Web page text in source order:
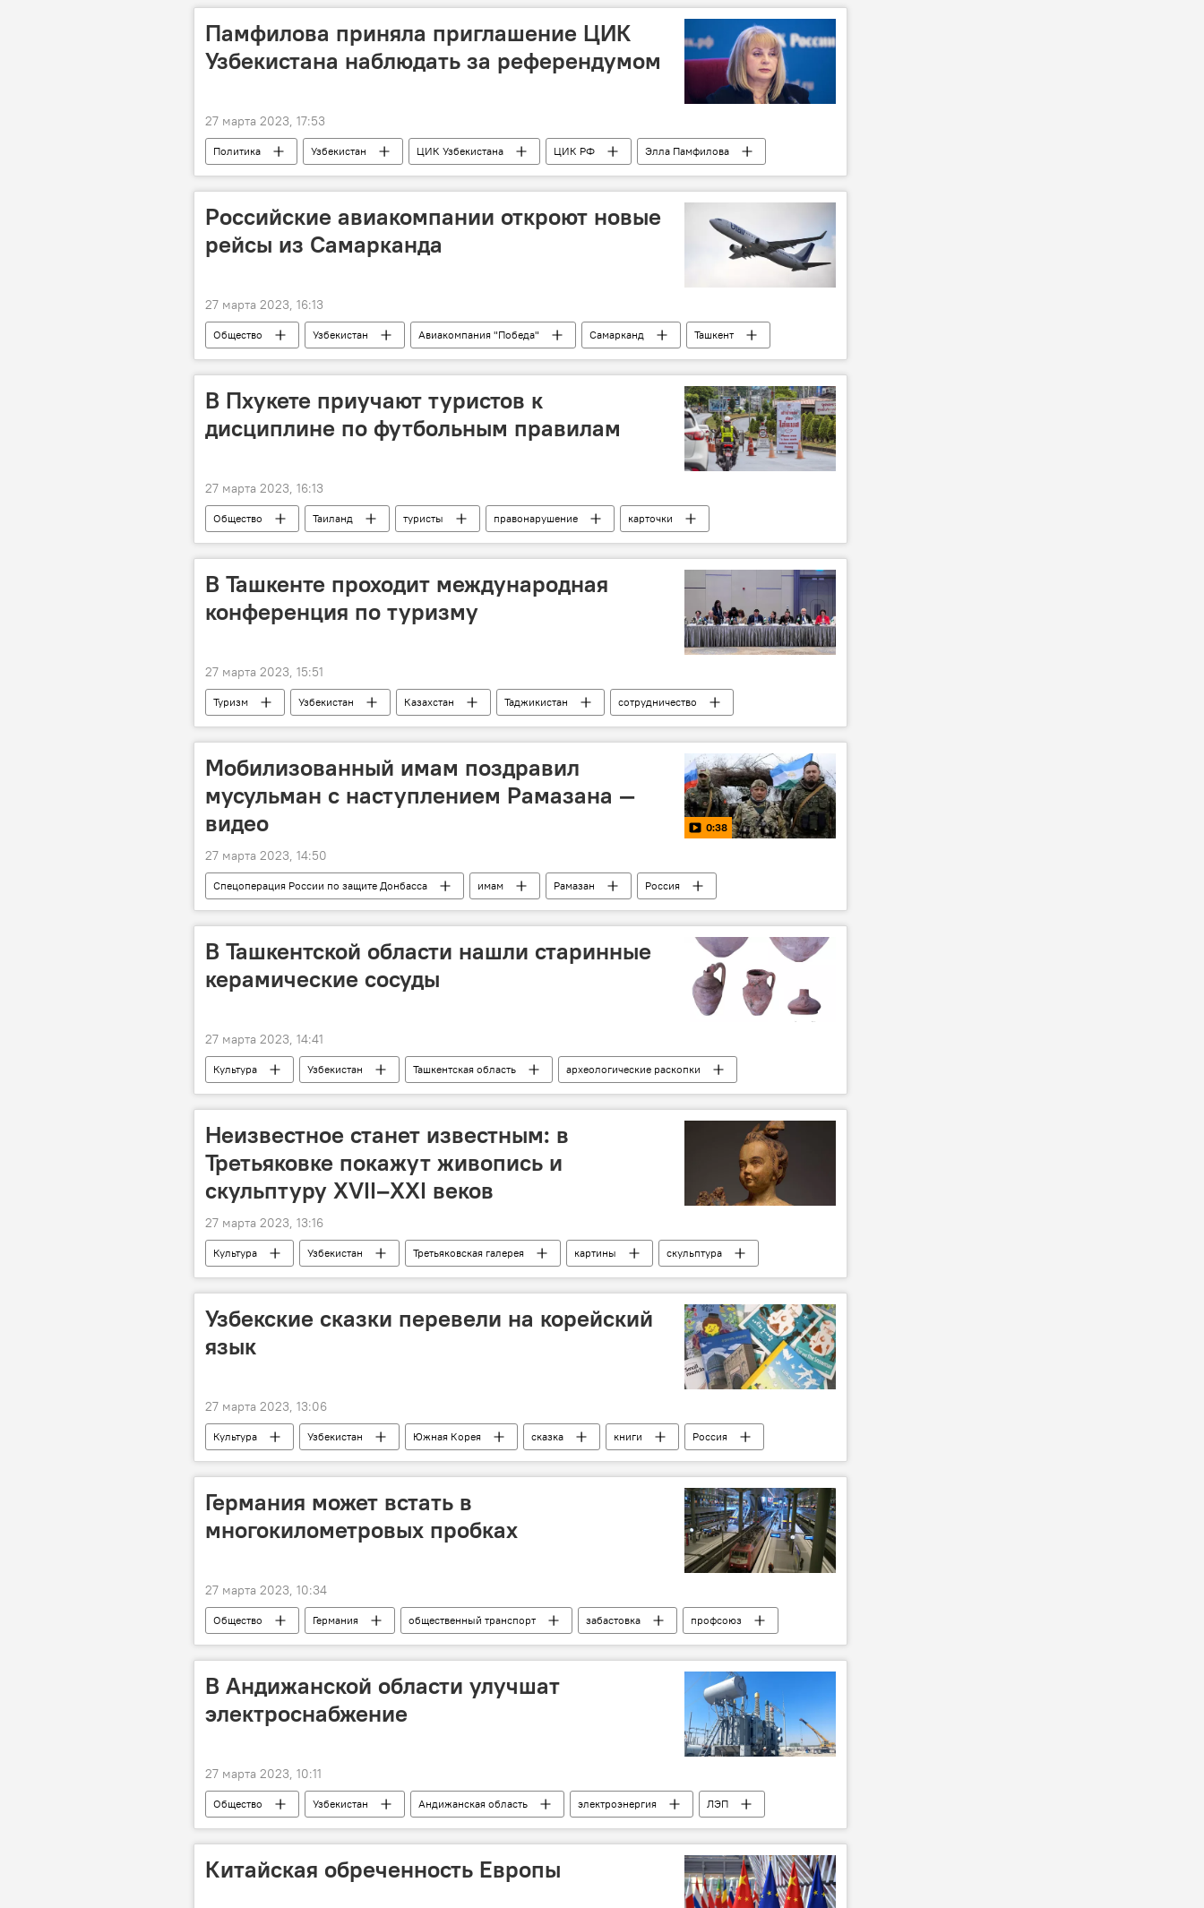
Памфилова приняла приглашение ЦИК
Узбекистана наблюдать за референдумом
27 марта 2023, 17:53
Политика Узбекистан ЦИК Узбекистана ЦИК РФ
Элла Памфилова
Референдум
Россия Референдум по изменению Конституции Узбекистана — 2023
Российские авиакомпании откроют новые
рейсы из Самарканда
27 марта 2023, 16:13
Общество Узбекистан Авиакомпания "Победа" Самарканд
Ташкент
Санкт-Петербург
полеты рейсы Россия
В Пхукете приучают туристов к
дисциплине по футбольным правилам
27 марта 2023, 16:13
Общество Таиланд туристы правонарушение карточки
В Ташкенте проходит международная
конференция по туризму
27 марта 2023, 15:51
Туризм Узбекистан Казахстан Таджикистан
сотрудничество
проект
Мобилизованный имам поздравил
мусульман с наступлением Рамазана —
видео
0:38
27 марта 2023, 14:50
Спецоперация России по защите Донбасса имам Рамазан Россия
В Ташкентской области нашли старинные
керамические сосуды
27 марта 2023, 14:41
Культура Узбекистан Ташкентская область
археологические раскопки
история
артефакты
Неизвестное станет известным: в
Третьяковке покажут живопись и
скульптуру XVII–XXI веков
27 марта 2023, 13:16
Культура Узбекистан Третьяковская галерея картины
скульптура
Выставка
Россия
Узбекские сказки перевели на корейский
язык
27 марта 2023, 13:06
Культура Узбекистан Южная Корея сказка книги Россия
Германия может встать в
многокилометровых пробках
27 марта 2023, 10:34
Общество Германия общественный транспорт забастовка профсоюз
В Андижанской области улучшат
электроснабжение
27 марта 2023, 10:11
Общество Узбекистан Андижанская область электроэнергия ЛЭП
Китайская обреченность Европы